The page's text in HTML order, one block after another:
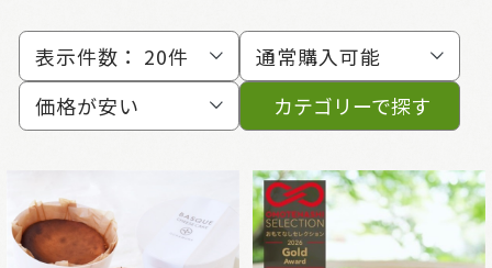
表示件数： 20件
通常購入可能
価格が安い
カテゴリーで探す